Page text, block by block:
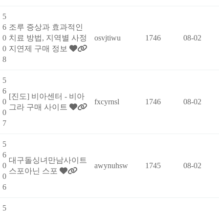
5
6
0
0
8
조루 증상과 효과적인
치료 방법, 지역별 사정
지연제 구매 정보
osvjtiwu 1746 08-02
5
6
0
0
7
[진도] 비아센터 - 비아
그라 구매 사이트
fxcyrnsl 1746 08-02
5
6
0
0
6
대구돌싱녀만남사이트
스포아닌 스포
awynuhsw 1745 08-02
5